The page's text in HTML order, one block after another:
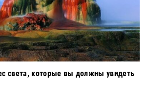
света, которые вы должны увидеть